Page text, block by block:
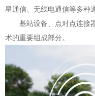
星通信、无线电通信等多种
基站设备、点对点连接器
术的重要组成部分。